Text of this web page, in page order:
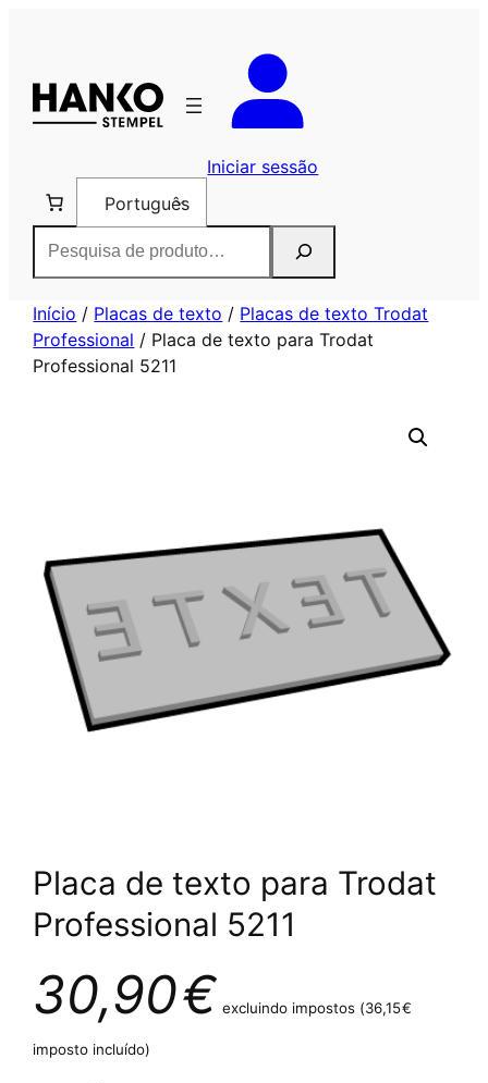
conteúdo
Iniciar sessão
Português
Início / Placas de texto / Placas de texto Trodat
Professional / Placa de texto para Trodat
Professional 5211
Placa de texto para Trodat
Professional 5211
30,90€ excluindo impostos (36,15€
imposto incluído)